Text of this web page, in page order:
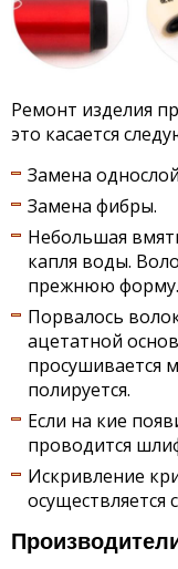
Ремонт изделия
это касается
Замена
Замена фибры.
Небольшая
капля воды.
прежнюю форму.
Порвалось
ацетатной
просушивается
полируется.
Если на кие
проводится
Искривление
осуществляется